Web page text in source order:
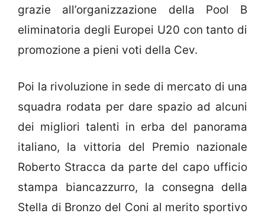
grazie all’organizzazione della Pool B
eliminatoria degli Europei U20 con tanto di
promozione a pieni voti della Cev.
Poi la rivoluzione in sede di mercato di una
squadra rodata per dare spazio ad alcuni
dei migliori talenti in erba del panorama
italiano, la vittoria del Premio nazionale
Roberto Stracca da parte del capo ufficio
stampa biancazzurro, la consegna della
Stella di Bronzo del Coni al merito sportivo